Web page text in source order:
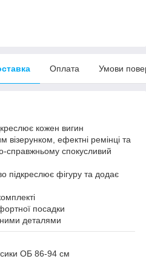
Оплата Умови
кожен вигин
візерунком, ефектні ремінці та
справжньому спокусливий
підкреслює фігуру та додає
посадки
деталями
ОБ 86-94 см